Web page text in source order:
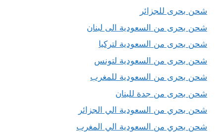
شحن بحرى للجزائر
شحن بحرى من السعودية الى لبنان
شحن بحرى من السعودية لتركيا
شحن بحرى من السعودية لتونس
شحن بحرى من السعودية للمغرب
شحن بحرى من جدة للبنان
شحن بحري من السعودية الي الجزائر
شحن بحري من السعودية الي المغرب